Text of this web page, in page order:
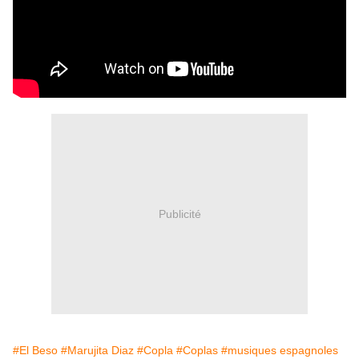
Publicité
#El Beso #Marujita Diaz #Copla #Coplas #musiques espagnoles